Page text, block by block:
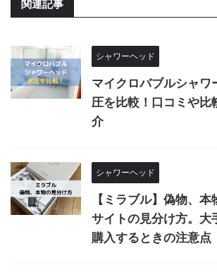
関連記事
シャワーヘッド
マイクロバブルシャワ
圧を比較！口コミや比
介
シャワーヘッド
【ミラブル】偽物、
サイトの見分け方。大
購入するときの注意点